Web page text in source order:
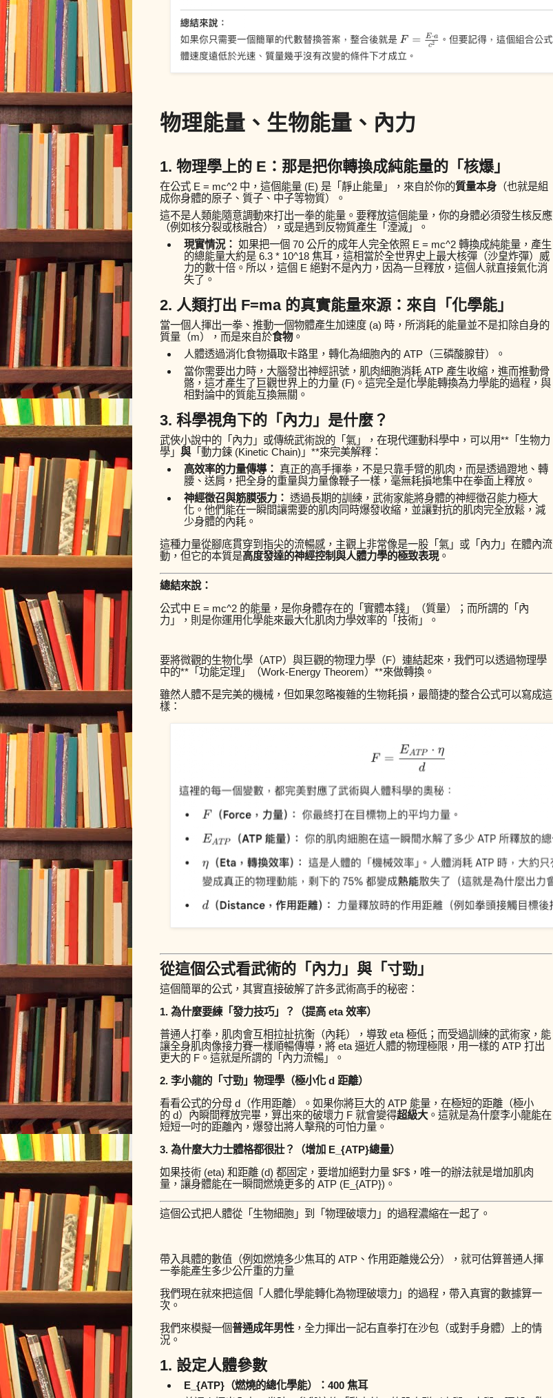
物理能量、生物能量、內力
1. 物理學上的 E ：那是把你轉換成純能量的「核爆」
在公式 E = mc^2 中，這個能量 (E) 是「靜止能量」，來自於你的質量本身 （也就是組
成你身體的原子、質子、中子等物質）。
這不是人類能隨意調動來打出一拳的能量。要釋放這個能量，你的身體必須發生核反應
（例如核分裂或核融合），或是遇到反物質產生「湮滅」。
現實情況： 如果把一個 70 公斤的成年人完全依照 E = mc^2 轉換成純能量，產生
的總能量大約是 6.3 * 10^18 焦耳，這相當於全世界史上最大核彈（沙皇炸彈）威
力的數十倍。所以，這個 E 絕對不是內力，因為一旦釋放，這個人就直接氣化消
失了。
2. 人類打出 F=ma的真實能量來源：來自「化學能」
當一個人揮出一拳、推動一個物體產生加速度 (a) 時，所消耗的能量並不是扣除自身的
質量（m），而是來自於食物。
人體透過消化食物攝取卡路里，轉化為細胞內的 ATP（三磷酸腺苷）。
當你需要出力時，大腦發出神經訊號，肌肉細胞消耗 ATP 產生收縮，進而推動骨
骼，這才產生了巨觀世界上的力量 (F)。這完全是化學能轉換為力學能的過程，與
相對論中的質能互換無關。
3. 科學視角下的「內力」是什麼？
武俠小說中的「內力」或傳統武術說的「氣」，在現代運動科學中，可以用**「生物力
學」 與「動力鍊 (Kinetic Chain)」**來完美解釋：
高效率的力量傳導： 真正的高手揮拳，不是只靠手臂的肌肉，而是透過蹬地、轉
腰、送肩，把全身的重量與力量像鞭子一樣，毫無耗損地集中在拳面上釋放。
神經徵召與筋膜張力： 透過長期的訓練，武術家能將身體的神經徵召能力極大
化。他們能在一瞬間讓需要的肌肉同時爆發收縮，並讓對抗的肌肉完全放鬆，減
少身體的內耗。
這種力量從腳底貫穿到指尖的流暢感，主觀上非常像是一股「氣」或「內力」在體內流
動，但它的本質是高度發達的神經控制與人體力學的極致表現。
總結來說：
公式中 E = mc^2 的能量，是你身體存在的「實體本錢」（質量）；而所謂的「內
力」，則是你運用化學能來最大化肌肉力學效率的「技術」。
要將微觀的生物化學（ATP）與巨觀的物理力學（F）連結起來，我們可以透過物理學
中的**「功能定理」（Work-Energy Theorem）**來做轉換。
雖然人體不是完美的機械，但如果忽略複雜的生物耗損，最簡捷的整合公式可以寫成這
樣：
從這個公式看武術的「內力」與「寸勁」
這個簡單的公式，其實直接破解了許多武術高手的秘密：
1. 為什麼要練「發力技巧」？（提高 eta效率）
普通人打拳，肌肉會互相拉扯抗衡（內耗），導致 eta 極低；而受過訓練的武術家，能
讓全身肌肉像接力賽一樣順暢傳導，將 eta 逼近人體的物理極限，用一樣的 ATP 打出
更大的 F 。這就是所謂的「內力流暢」。
2. 李小龍的「寸勁」物理學（極小化d 距離）
看看公式的分母 d （作用距離）。如果你將巨大的 ATP 能量，在極短的距離（極小
的 d）內瞬間釋放完畢，算出來的破壞力 F 就會變得超級大。這就是為什麼李小龍能在
短短一吋的距離內，爆發出將人擊飛的可怕力量。
3. 為什麼大力士體格都很壯？（增加 E_{ATP}總量）
如果技術 (eta) 和距離 (d) 都固定，要增加絕對力量 $F$ ，唯一的辦法就是增加肌肉
量，讓身體能在一瞬間燃燒更多的 ATP (E_{ATP})。
這個公式把人體從「生物細胞」到「物理破壞力」的過程濃縮在一起了。
帶入具體的數值（例如燃燒多少焦耳的 ATP、作用距離幾公分），就可估算普通人揮
一拳能產生多少公斤重的力量
我們現在就來把這個「人體化學能轉化為物理破壞力」的過程，帶入真實的數據算一
次。
我們來模擬一個普通成年男性 ，全力揮出一記右直拳打在沙包（或對手身體）上的情
況。
1. 設定人體參數
E_{ATP} （燃燒的總化學能）：400 焦耳